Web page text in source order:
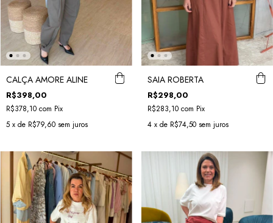
CALÇA AMORE ALINE
R$398,00
R$378,10 com Pix
5 x de R$79,60 sem juros
SAIA ROBERTA
R$298,00
R$283,10 com Pix
4 x de R$74,50 sem juros